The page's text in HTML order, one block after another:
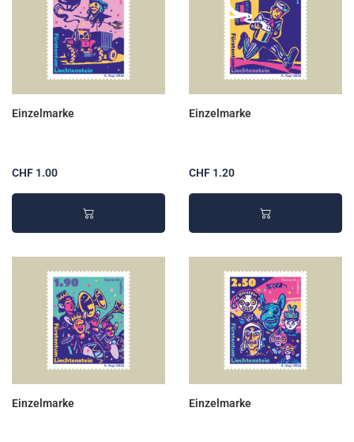
Einzelmarke
CHF 1.00
Einzelmarke
CHF 1.20
Einzelmarke Einzelmarke